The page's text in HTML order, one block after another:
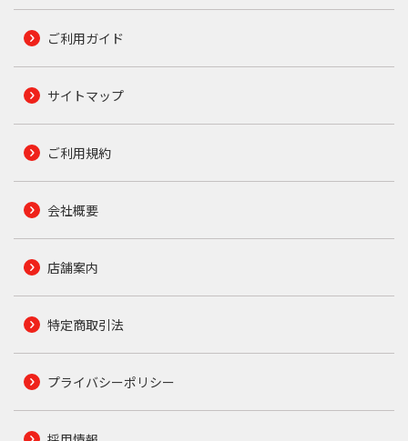
ご利用ガイド
サイトマップ
ご利用規約
会社概要
店舗案内
特定商取引法
プライバシーポリシー